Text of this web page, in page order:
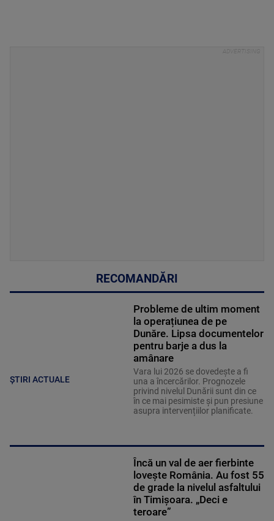
RECOMANDĂRI
ȘTIRI ACTUALE
Probleme de ultim moment
la operațiunea de pe
Dunăre. Lipsa documentelor
pentru barje a dus la
amânare
Vara lui 2026 se dovedește a fi
una a încercărilor. Prognozele
privind nivelul Dunării sunt din ce
în ce mai pesimiste și pun presiune
asupra intervențiilor planificate.
Încă un val de aer fierbinte
lovește România. Au fost 55
de grade la nivelul asfaltului
în Timișoara. „Deci e
teroare”